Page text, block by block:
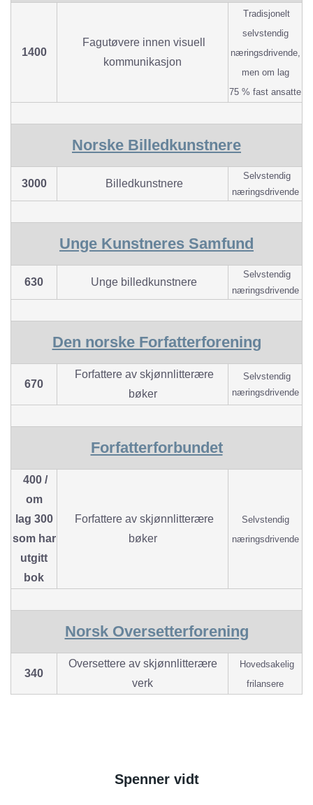
1400
Fagutøvere innen visuell
kommunikasjon
Tradisjonelt
selvstendig
næringsdrivende,
men om lag
75 % fast ansatte
Norske Billedkunstnere
3000 Billedkunstnere
Selvstendig
næringsdrivende
Unge Kunstneres Samfund
630 Unge billedkunstnere
Selvstendig
næringsdrivende
Den norske Forfatterforening
670
Forfattere av skjønnlitterære
bøker
Selvstendig
næringsdrivende
Forfatterforbundet
400 /
om
lag 300
som har
utgitt
bok
Forfattere av skjønnlitterære
bøker
Selvstendig
næringsdrivende
Norsk Oversetterforening
340
Oversettere av skjønnlitterære
verk
Hovedsakelig
frilansere
Spenner vidt